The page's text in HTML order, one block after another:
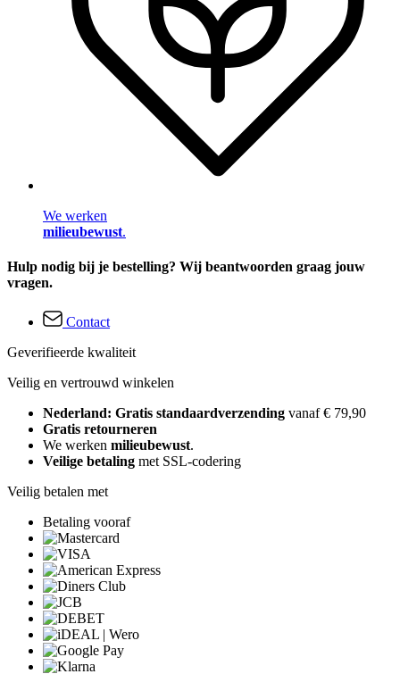
We werken
milieubewust.
Hulp nodig bij je bestelling? Wij beantwoorden graag jouw
vragen.
Contact
Geverifieerde kwaliteit
Veilig en vertrouwd winkelen
Nederland: Gratis standaardverzending vanaf € 79,90
Gratis retourneren
We werken milieubewust.
Veilige betaling met SSL-codering
Veilig betalen met
Betaling vooraf